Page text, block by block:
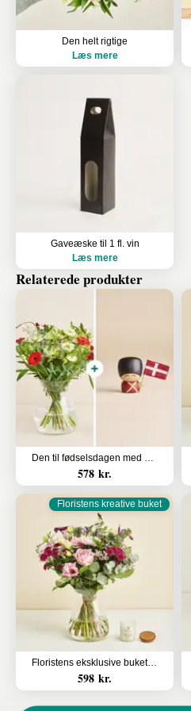
Den helt rigtige
Læs mere
Gaveæske til 1 fl. vin
Læs mere
Relaterede produkter
Den til fødselsdagen med Frederik
578 kr.
Floristens kreative buket
Floristens eksklusive buket med duftlys
598 kr.